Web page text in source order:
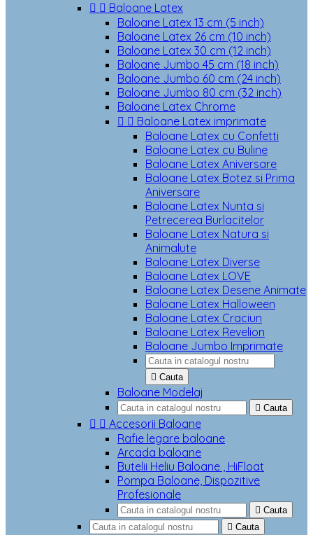
  Baloane Latex
Baloane Latex 13 cm (5 inch)
Baloane Latex 26 cm (10 inch)
Baloane Latex 30 cm (12 inch)
Baloane Jumbo 45 cm (18 inch)
Baloane Jumbo 60 cm (24 inch)
Baloane Jumbo 80 cm (32 inch)
Baloane Latex Chrome
  Baloane Latex imprimate
Baloane Latex cu Confetti
Baloane Latex cu Buline
Baloane Latex Aniversare
Baloane Latex Botez si Prima
Aniversare
Baloane Latex Nunta si
Petrecerea Burlacitelor
Baloane Latex Natura si
Animalute
Baloane Latex Diverse
Baloane Latex LOVE
Baloane Latex Desene Animate
Baloane Latex Halloween
Baloane Latex Craciun
Baloane Latex Revelion
Baloane Jumbo Imprimate
 Cauta
Baloane Modelaj
 Cauta
  Accesorii Baloane
Rafie legare baloane
Arcada baloane
Butelii Heliu Baloane , HiFloat
Pompa Baloane, Dispozitive
Profesionale
 Cauta
 Cauta